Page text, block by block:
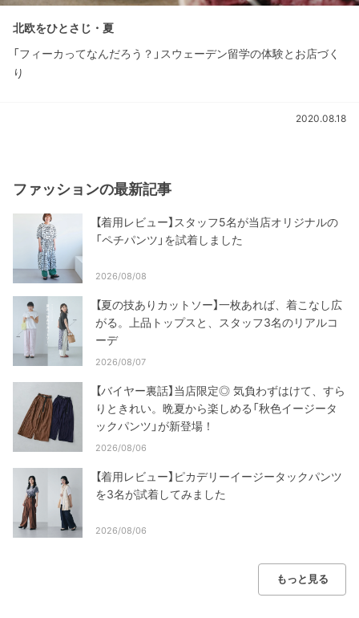
北欧をひとさじ・夏
「フィーカってなんだろう？」スウェーデン留学の体験とお店づく
り
2020.08.18
ファッションの最新記事
【着用レビュー】スタッフ5名が当店オリジナルの
「ペチパンツ」を試着しました
2026/08/08
【夏の技ありカットソー】一枚あれば、着こなし広
がる。上品トップスと、スタッフ3名のリアルコ
ーデ
2026/08/07
【バイヤー裏話】当店限定◎ 気負わずはけて、すら
りときれい。晩夏から楽しめる「秋色イージータ
ックパンツ」が新登場！
2026/08/06
【着用レビュー】ピカデリーイージータックパンツ
を3名が試着してみました
2026/08/06
もっと見る